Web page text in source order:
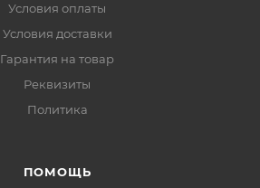
Условия оплаты
Условия доставки
Гарантия на товар
Реквизиты
Политика
ПОМОЩЬ